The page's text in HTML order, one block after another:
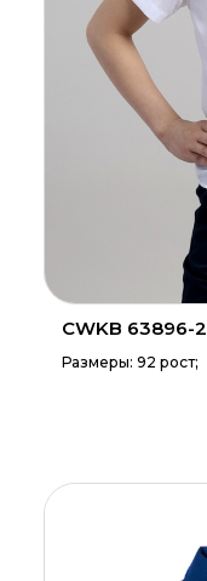
CWKB 63896-
Размеры: 92 рост;